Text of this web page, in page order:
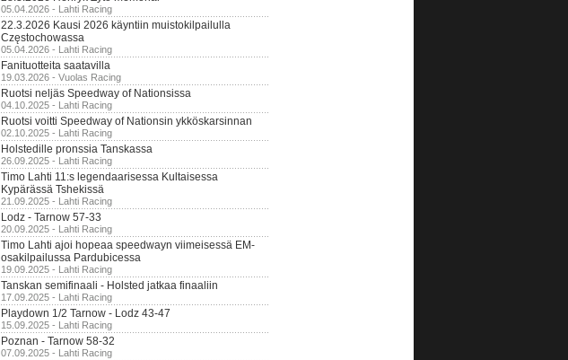
05.04.2026 - Lahti Racing
22.3.2026 Kausi 2026 käyntiin muistokilpailulla
Częstochowassa
05.04.2026 - Lahti Racing
Fanituotteita saatavilla
19.03.2026 - Vuolas Racing
Ruotsi neljäs Speedway of Nationsissa
04.10.2025 - Lahti Racing
Ruotsi voitti Speedway of Nationsin ykköskarsinnan
02.10.2025 - Lahti Racing
Holstedille pronssia Tanskassa
26.09.2025 - Lahti Racing
Timo Lahti 11:s legendaarisessa Kultaisessa
Kypärässä Tshekissä
21.09.2025 - Lahti Racing
Lodz - Tarnow 57-33
20.09.2025 - Lahti Racing
Timo Lahti ajoi hopeaa speedwayn viimeisessä EM-
osakilpailussa Pardubicessa
19.09.2025 - Lahti Racing
Tanskan semifinaali - Holsted jatkaa finaaliin
17.09.2025 - Lahti Racing
Playdown 1/2 Tarnow - Lodz 43-47
15.09.2025 - Lahti Racing
Poznan - Tarnow 58-32
07.09.2025 - Lahti Racing